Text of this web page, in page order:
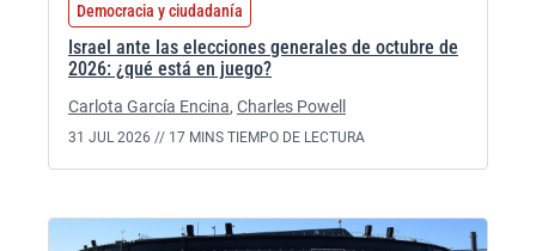
Democracia y ciudadanía
Israel ante las elecciones generales de octubre de
2026: ¿qué está en juego?
Carlota García Encina, Charles Powell
31 JUL 2026 // 17 MINS TIEMPO DE LECTURA